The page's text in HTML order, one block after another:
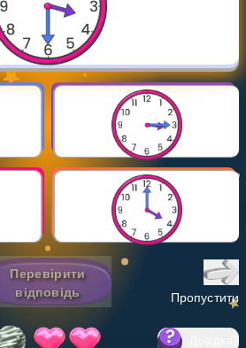
Перевірити
відповідь
Пропустити
?